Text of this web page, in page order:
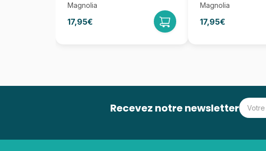
Magnolia
17,95€
Magnolia
17,95€
Recevez notre newsletter